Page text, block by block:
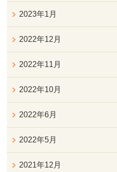
2023年1月
2022年12月
2022年11月
2022年10月
2022年6月
2022年5月
2021年12月